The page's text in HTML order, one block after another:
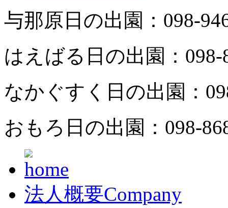
与那原日の出園： 098-
はえばる日の出園： 098-
なかぐすく日の出園：
おもろ日の出園： 098-
法人概要Company